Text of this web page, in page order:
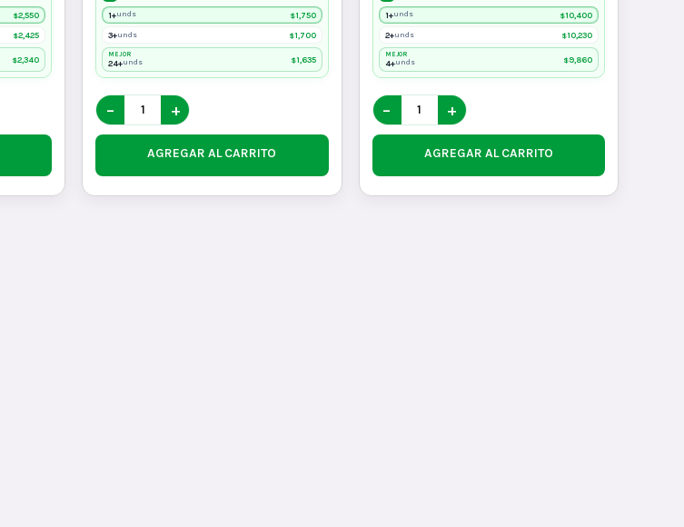
$2,550
$2,425
$2,340
1+unds $1,750
3+unds $1,700
MEJOR
24+unds $1,635
− +
AGREGAR AL CARRITO
1+unds $10,400
2+unds $10,230
MEJOR
4+unds $9,860
− +
AGREGAR AL CARRITO